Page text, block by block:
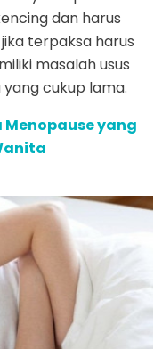
dan harus
terpaksa harus
masalah usus
cukup lama.
yang